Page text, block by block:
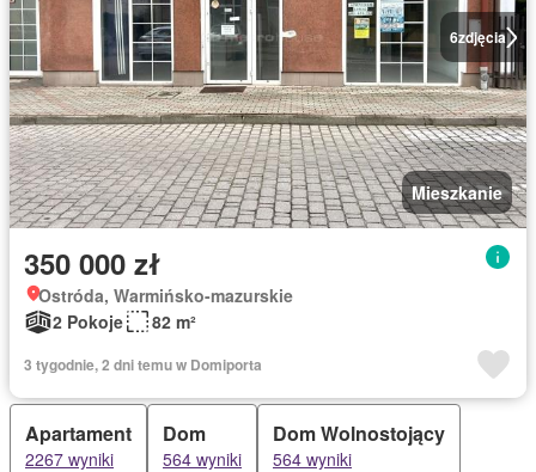
6zdjęcia
Mieszkanie
350 000 zł
Ostróda, Warmińsko-mazurskie
2 Pokoje
82 m²
3 tygodnie, 2 dni temu w Domiporta
Apartament
2267 wyniki
Dom
564 wyniki
Dom Wolnostojący
564 wyniki